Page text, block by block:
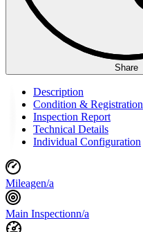
Share
Description
Condition & Registration
Inspection Report
Technical Details
Individual Configuration
Mileagen/a
Main Inspectionn/a